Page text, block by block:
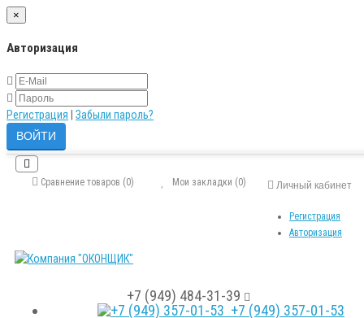
×
Авторизация
Регистрация Забыли пароль?
Личный кабинет
Регистрация
Авторизация
Мои закладки (0)
Сравнение товаров (0)
+7 (949) 484-31-39
+7 (949) 357-01-53